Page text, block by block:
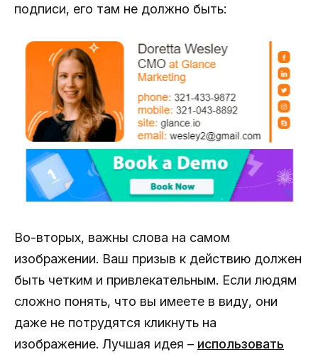
подписи, его там не должно быть:
Во-вторых, важны слова на самом
изображении. Ваш призыв к действию должен
быть четким и привлекательным. Если людям
сложно понять, что вы имеете в виду, они
даже не потрудятся кликнуть на
изображение. Лучшая идея – использовать